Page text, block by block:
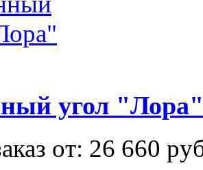
угол
от: 26 660